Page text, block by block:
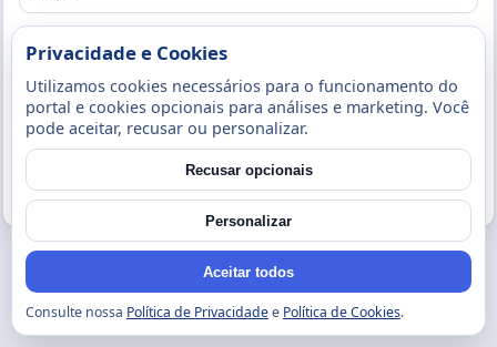
Currículo (PDF, Word ou Imagem até 5MB)
Enviar candidatura
Voltar
Privacidade e Cookies
Utilizamos cookies necessários para o funcionamento do
portal e cookies opcionais para análises e marketing. Você
pode aceitar, recusar ou personalizar.
Recusar opcionais
Personalizar
Aceitar todos
Consulte nossa Política de Privacidadee Política de Cookies.